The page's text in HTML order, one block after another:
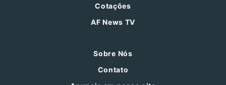
Cotações
AF News TV
Sobre Nós
Contato